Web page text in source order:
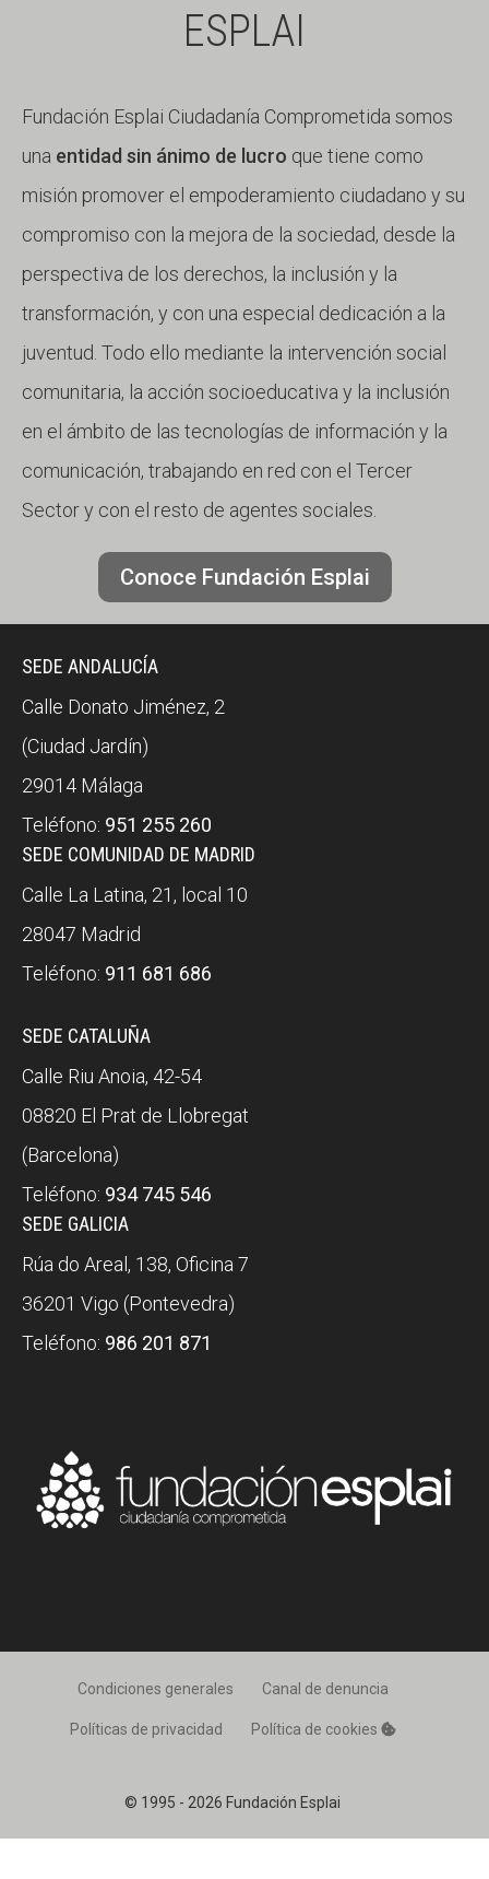
ESPLAI
Fundación Esplai Ciudadanía Comprometida somos
una entidad sin ánimo de lucro que tiene como
misión promover el empoderamiento ciudadano y su
compromiso con la mejora de la sociedad, desde la
perspectiva de los derechos, la inclusión y la
transformación, y con una especial dedicación a la
juventud. Todo ello mediante la intervención social
comunitaria, la acción socioeducativa y la inclusión
en el ámbito de las tecnologías de información y la
comunicación, trabajando en red con el Tercer
Sector y con el resto de agentes sociales.
Conoce Fundación Esplai
SEDE ANDALUCÍA
Calle Donato Jiménez, 2
(Ciudad Jardín)
29014 Málaga
Teléfono: 951 255 260
SEDE COMUNIDAD DE MADRID
Calle La Latina, 21, local 10
28047 Madrid
Teléfono: 911 681 686
SEDE CATALUÑA
Calle Riu Anoia, 42-54
08820 El Prat de Llobregat
(Barcelona)
Teléfono: 934 745 546
SEDE GALICIA
Rúa do Areal, 138, Oficina 7
36201 Vigo (Pontevedra)
Teléfono: 986 201 871
© 1995 - 2026 Fundación Esplai
Condiciones generales Canal de denuncia
Políticas de privacidad Política de cookies